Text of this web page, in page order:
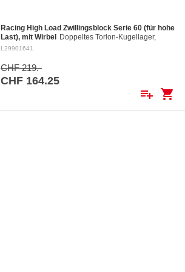
Racing High Load Zwillingsblock Serie 60 (für hohe
Last), mit Wirbel Doppeltes Torlon-Kugellager,
Backen aus gefrästem Aluminium, Rolle aus
60 mm Für Tau bis: ø 12 mm…
L29901641
CHF 219.-
CHF 164.25
playlist_add shopping_cart